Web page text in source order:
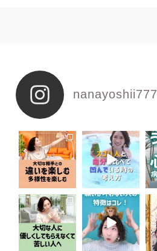
nanayoshii777